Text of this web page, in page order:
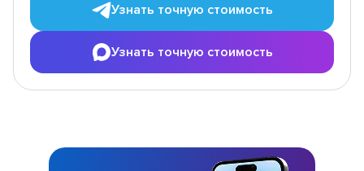
Узнать точную стоимость
Узнать точную стоимость